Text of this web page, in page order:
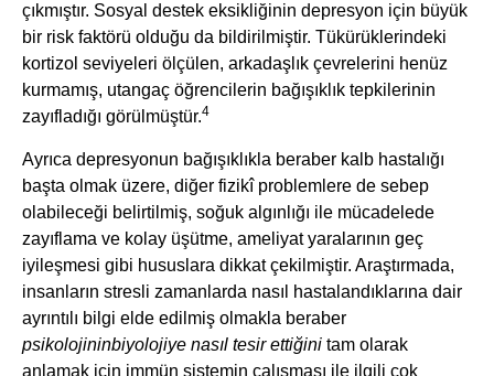
çıkmıştır. Sosyal destek eksikliğinin depresyon için büyük
bir risk faktörü olduğu da bildirilmiştir. Tükürüklerindeki
kortizol seviyeleri ölçülen, arkadaşlık çevrelerini henüz
kurmamış, utangaç öğrencilerin bağışıklık tepkilerinin
zayıfladığı görülmüştür.4
Ayrıca depresyonun bağışıklıkla beraber kalb hastalığı
başta olmak üzere, diğer fizikî problemlere de sebep
olabileceği belirtilmiş, soğuk algınlığı ile mücadelede
zayıflama ve kolay üşütme, ameliyat yaralarının geç
iyileşmesi gibi hususlara dikkat çekilmiştir. Araştırmada,
insanların stresli zamanlarda nasıl hastalandıklarına dair
ayrıntılı bilgi elde edilmiş olmakla beraber
psikolojininbiyolojiye nasıl tesir ettiğini tam olarak
anlamak için immün sistemin çalışması ile ilgili çok